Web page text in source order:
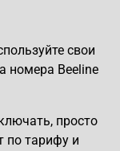
свои
номера Beeline
просто
по тарифу и